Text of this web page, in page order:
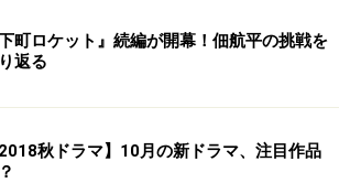
下町ロケット』続編が開幕！佃航平の挑戦を
返る
2018秋ドラマ】10月の新ドラマ、注目作品